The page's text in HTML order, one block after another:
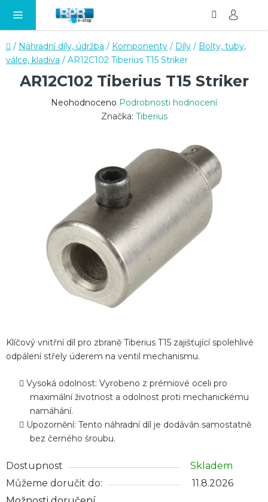
Domů
/ Náhradní díly, údržba / Komponenty / Díly / Bolty, tuby,
válce, kladiva / AR12C102 Tiberius T15 Striker
Klíčový vnitřní díl pro zbraně Tiberius T15 zajišťující spolehlivé
odpálení střely úderem na ventil mechanismu.
Vysoká odolnost: Vyrobeno z prémiové oceli pro
maximální životnost a odolnost proti mechanickému
namáhání.
Upozornění: Tento náhradní díl je dodáván samostatně
bez černého šroubu.
Dostupnost
Skladem
Můžeme doručit do:
11.8.2026
AR12C102 Tiberius T15 Striker
Průměrné
hvězdiček.
Neohodnoceno Podrobnosti hodnocení
Značka: Tiberius